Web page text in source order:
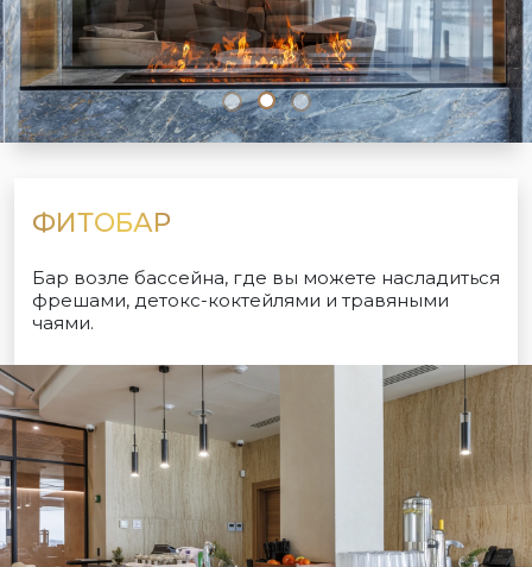
ФИТОБАР
Бар возле бассейна, где вы можете насладиться
фрешами, детокс-коктейлями и травяными
чаями.